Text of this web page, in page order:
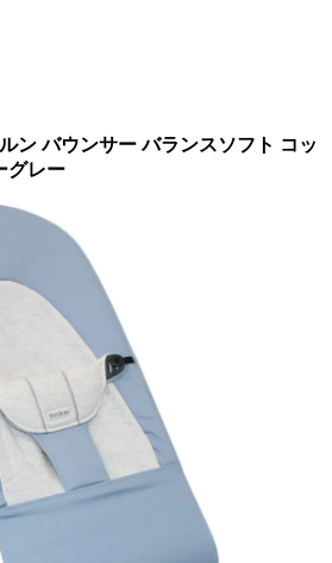
ン バウンサー バランスソフト コッ
グレー